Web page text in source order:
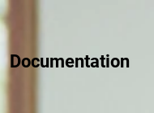
Documentation